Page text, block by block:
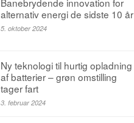
alternativ energi de sidste 10 år
5. oktober 2024
Ny teknologi til hurtig opladning
af batterier – grøn omstilling
tager fart
3. februar 2024